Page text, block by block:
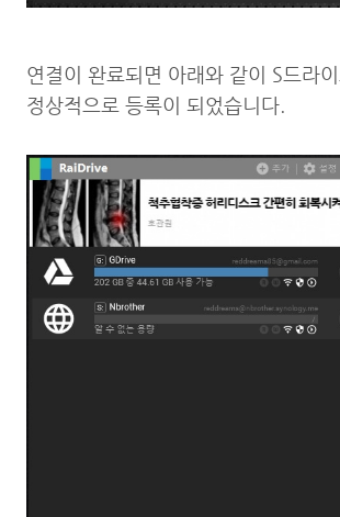
연결이 완료되면 아래와 같이 S드라
정상적으로 등록이 되었습니다.